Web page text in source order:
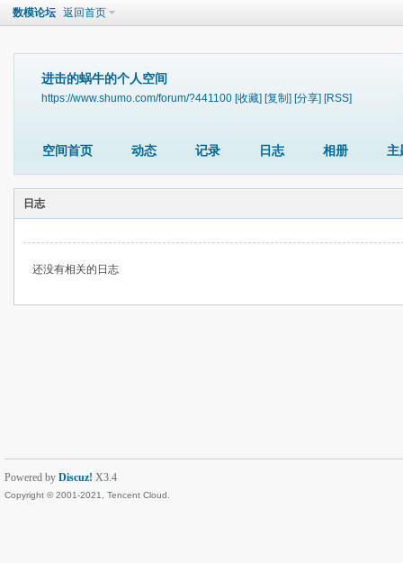
数模论坛 返回首页
进击的蜗牛的个人空间
https://www.shumo.com/forum/?441100 [收藏] [复制] [分享] [RSS]
空间首页 动态 记录 日志 相册 主
日志
还没有相关的日志
Powered by Discuz! X3.4
Copyright © 2001-2021, Tencent Cloud.